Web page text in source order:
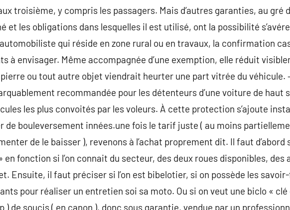
troisième, y compris les passagers. Mais d’autres garanties, au gré
et les obligations dans lesquelles il est utilisé, ont la possibilité
qui réside en zone rural ou en travaux, la confirmation
à envisager. Même accompagnée d’une exemption, elle réduit
pierre ou tout autre objet viendrait heurter une part vitrée du véhicule.
recommandée pour les détenteurs d’une voiture de haut
les plus convoités par les voleurs. À cette protection s’ajoute
de bouleversement innées.une fois le tarif juste ( au moins
de le baisser ), revenons à l’achat proprement dit. Il faut
en fonction si l’on connait du secteur, des deux roues disponibles,
Ensuite, il faut préciser si l’on est bibelotier, si on possède les
pour réaliser un entretien soi sa moto. Ou si on veut une biclo « clé
) de soucis ( en canon ), donc sous garantie, vendue par un